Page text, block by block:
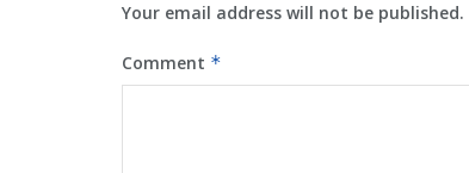
Your email address will not be published.
Comment *